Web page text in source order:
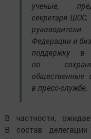
ученые,
секретаря
Федерации и
поддержку в
по
общественные
в пресс-службе.
В частности,
В состав